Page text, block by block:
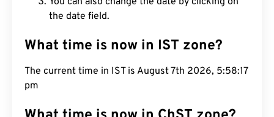
the date field.
What time is now in IST zone?
The current time in IST is August 7th 2026, 5:58:18
pm